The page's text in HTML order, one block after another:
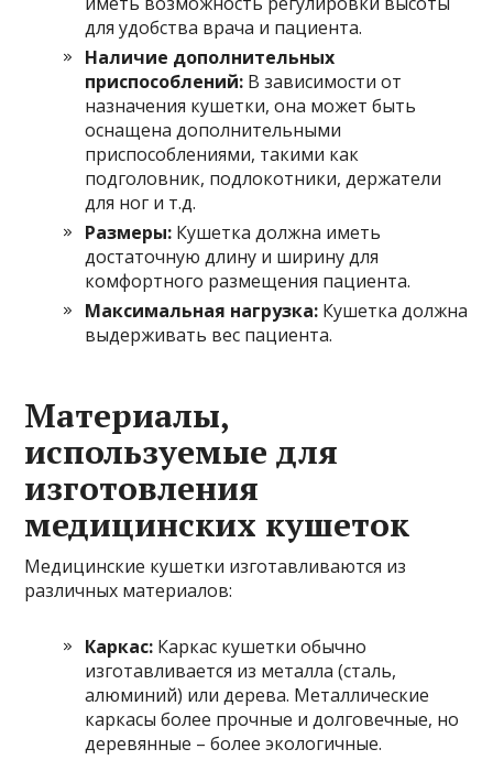
для удобства врача и пациента.
Наличие дополнительных
приспособлений: В зависимости от
назначения кушетки, она может быть
оснащена дополнительными
приспособлениями, такими как
подголовник, подлокотники, держатели
для ног и т.д.
Размеры: Кушетка должна иметь
достаточную длину и ширину для
комфортного размещения пациента.
Максимальная нагрузка: Кушетка должна
выдерживать вес пациента.
Материалы,
используемые для
изготовления
медицинских кушеток
Медицинские кушетки изготавливаются из
различных материалов:
Каркас: Каркас кушетки обычно
изготавливается из металла (сталь,
алюминий) или дерева. Металлические
каркасы более прочные и долговечные, но
деревянные – более экологичные.